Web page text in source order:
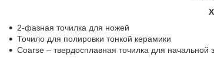
2-фазная точилка для ножей
Точило для полировки тонкой керамики
Coarse – твердосплавная точилка для начальной